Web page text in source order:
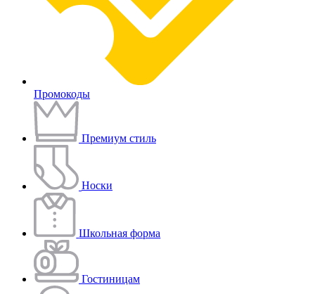
Промокоды
Премиум стиль
Носки
Школьная форма
Гостиницам